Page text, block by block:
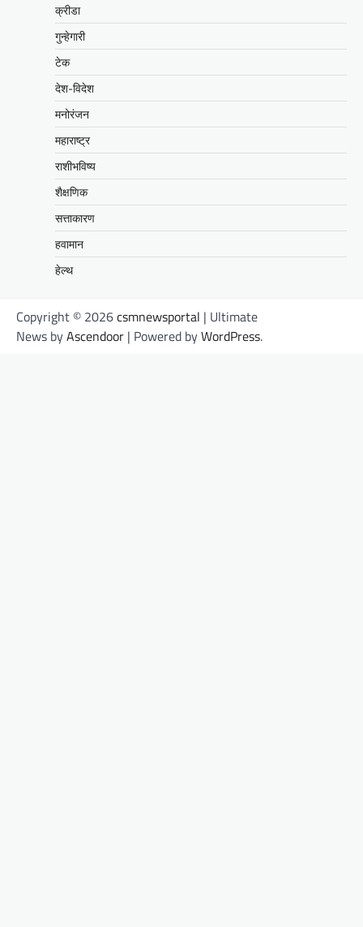
क्रीडा
गुन्हेगारी
टेक
देश-विदेश
मनोरंजन
महाराष्ट्र
राशीभविष्य
शैक्षणिक
सत्ताकारण
हवामान
हेल्थ
Copyright © 2026csmnewsportal | Ultimate
News byAscendoor | Powered byWordPress.